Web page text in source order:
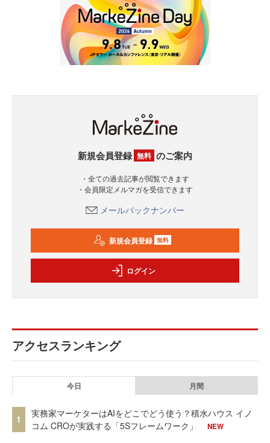
新規会員登録 無料 のご案内
・全ての過去記事が閲覧できます
・会員限定メルマガを受信できます
メールバックナンバー
新規会員登録 無料
ログイン
アクセスランキング
今日 月間
1
実務家マーケターはAIをどこでどう使う？積水ハウス イノ
コム CROが実践する「5Sフレームワーク」
NEW